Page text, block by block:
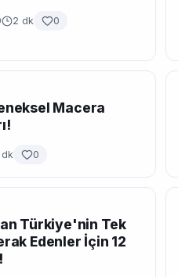
2 dk 0
Macera
dk 0
Türkiye'nin Tek
Edenler İçin 12